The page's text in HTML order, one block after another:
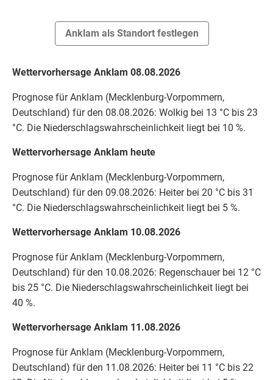
Anklam als Standort festlegen
Wettervorhersage Anklam 08.08.2026
Prognose für Anklam (Mecklenburg-Vorpommern,
Deutschland) für den 08.08.2026: Wolkig bei 13 °C bis 23
°C. Die Niederschlagswahrscheinlichkeit liegt bei 10 %.
Wettervorhersage Anklam heute
Prognose für Anklam (Mecklenburg-Vorpommern,
Deutschland) für den 09.08.2026: Heiter bei 20 °C bis 31
°C. Die Niederschlagswahrscheinlichkeit liegt bei 5 %.
Wettervorhersage Anklam 10.08.2026
Prognose für Anklam (Mecklenburg-Vorpommern,
Deutschland) für den 10.08.2026: Regenschauer bei 12 °C
bis 25 °C. Die Niederschlagswahrscheinlichkeit liegt bei
40 %.
Wettervorhersage Anklam 11.08.2026
Prognose für Anklam (Mecklenburg-Vorpommern,
Deutschland) für den 11.08.2026: Heiter bei 11 °C bis 22